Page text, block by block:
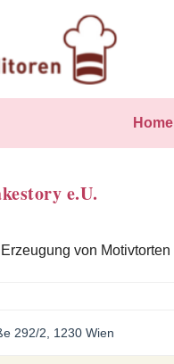
Home
e.U.
von Motivtorten
292/2, 1230 Wien